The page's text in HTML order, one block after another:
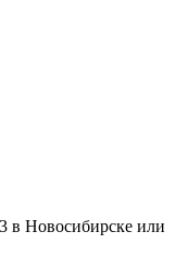
в Новосибирске или